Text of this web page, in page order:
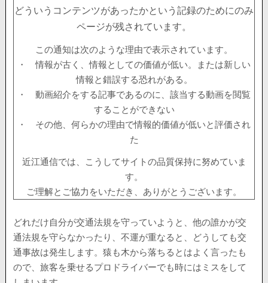
どういうコンテンツがあったかという記録のためにのみ
ページが残されています。
この通知は次のような理由で表示されています。
・ 情報が古く、情報としての価値が低い。または新しい
情報と錯誤する恐れがある。
・ 動画紹介をする記事であるのに、該当する動画を閲覧
することができない
・ その他、何らかの理由で情報的価値が低いと評価され
た
近江通信では、こうしてサイトの品質保持に努めていま
す。
ご理解とご協力をいただき、ありがとうございます。
どれだけ自分が交通法規を守っていようと、他の誰かが交
通法規を守らなかったり、不運が重なると、どうしても交
通事故は発生します。猿も木から落ちるとはよく言ったも
ので、旅客を乗せるプロドライバーでも時にはミスをして